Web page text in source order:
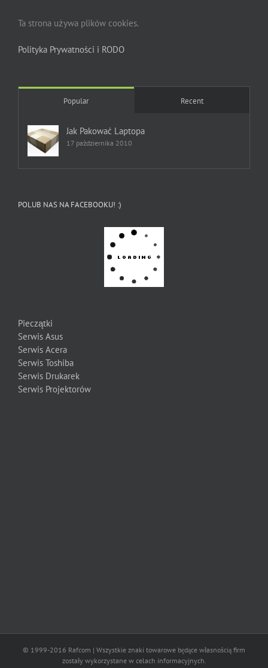
Ta strona używa plików cookies.
Polityka Prywatności i RODO
Popular Recent
Jak Pakować Laptopa
17 października 2010
POLUB NAS NA FACEBOOKU! :)
Pieczątki
Serwis Asus
Serwis Acera
Serwis Toshiba
Serwis Drukarek
Serwis Projektorów
© 1999-2016 Rafcom | Wszystkie znaki towarowe będące własnością firm
zostały wykorzystane w celach informacyjnych.